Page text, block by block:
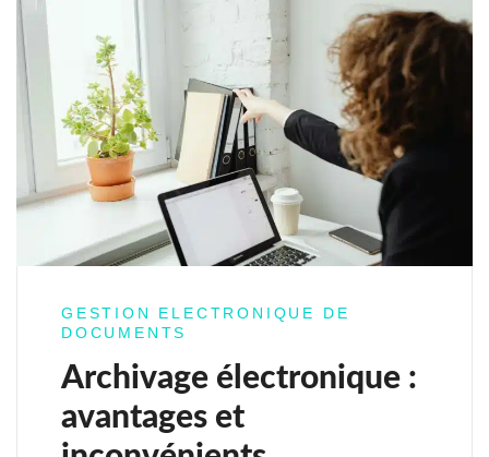
GESTION ELECTRONIQUE DE
DOCUMENTS
Archivage électronique :
avantages et